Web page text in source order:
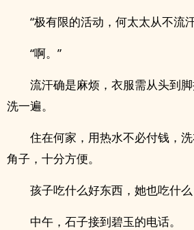
“极有限的活动，何太太从不流
“啊。”
流汗确是麻烦，衣服需从头到
洗一遍。
住在何家，用热水不必付钱，
角子，十分方便。
孩子吃什么好东西，她也吃什么
中午，石子接到碧玉的电话。